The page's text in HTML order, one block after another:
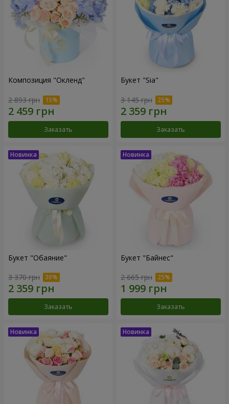
Композиция "Окленд"
2 893 грн
Заказать
Букет "Sia"
3 145 грн
Заказать
Букет "Обаяние"
3 370 грн
Заказать
Букет "Байнес"
2 665 грн
Заказать